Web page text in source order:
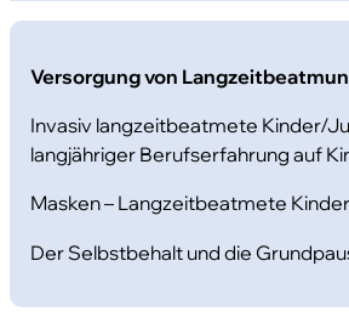
Versorgung von
Invasiv langzeitbeatmete Kinder/
langjähriger Berufserfahrung auf
Masken – Langzeitbeatmete
Der Selbstbehalt und die